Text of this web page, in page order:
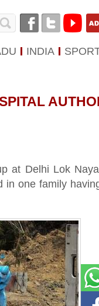
INDIA
at Delhi Lok
in one family